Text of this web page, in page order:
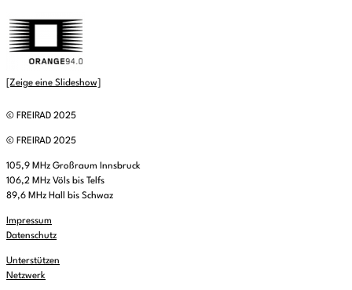
[Zeige eine Slideshow]
© FREIRAD 2025
© FREIRAD 2025
105,9 MHz Großraum Innsbruck
106,2 MHz Völs bis Telfs
89,6 MHz Hall bis Schwaz
Impressum
Datenschutz
Unterstützen
Netzwerk